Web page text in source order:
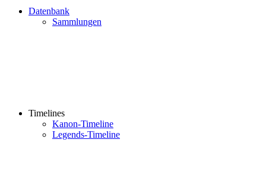
Datenbank
Sammlungen
Timelines
Kanon-Timeline
Legends-Timeline